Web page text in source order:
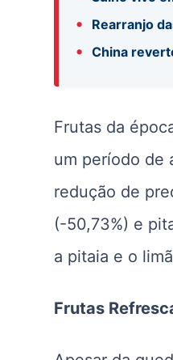
• Rearranjo
• China
Frutas da
um período de
redução de
(-50,73%) e
a pitaia e o
Frutas